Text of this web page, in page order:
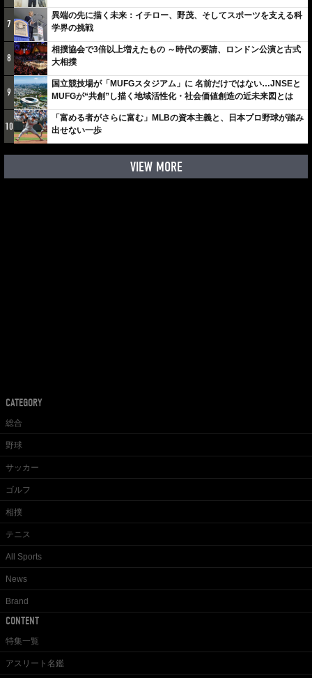
しみでしかないでしょ。川崎は、ずっと成長曲線だから」
7
異端の先に描く未来：イチロー、野茂、そしてスポーツを支える科
学界の挑戦
8
相撲協会で3倍以上増えたもの ～時代の要請、ロンドン公演と古式
大相撲
9
国立競技場が「MUFGスタジアム」に 名前だけではない…JNSEと
MUFGが“共創”し描く地域活性化・社会価値創造の近未来図とは
10
「富める者がさらに富む」MLBの資本主義と、日本プロ野球が踏み
出せない一歩
VIEW MORE
CATEGORY
総合
野球
サッカー
ゴルフ
相撲
テニス
All Sports
News
Brand
CONTENT
特集一覧
アスリート名鑑